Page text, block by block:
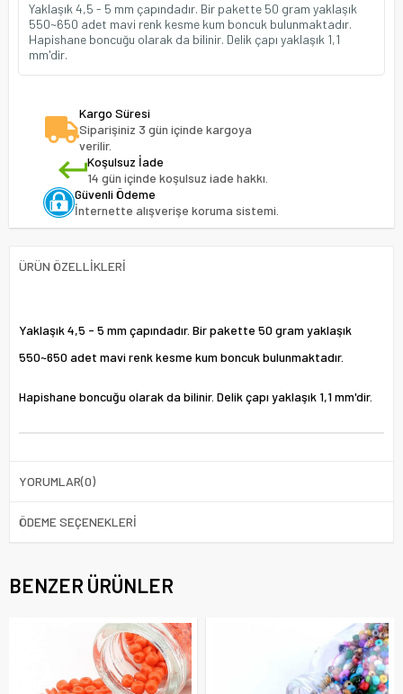
Yaklaşık 4,5 - 5 mm çapındadır. Bir pakette 50 gram yaklaşık
550~650 adet mavi renk kesme kum boncuk bulunmaktadır.
Hapishane boncuğu olarak da bilinir. Delik çapı yaklaşık 1,1
mm'dir.
Kargo Süresi
Siparişiniz 3 gün içinde kargoya
verilir.
Koşulsuz İade
14 gün içinde koşulsuz iade hakkı.
Güvenli Ödeme
İnternette alışverişe koruma sistemi.
ÜRÜN ÖZELLIKLERI
Yaklaşık 4,5 - 5 mm çapındadır. Bir pakette 50 gram yaklaşık
550~650 adet mavi renk kesme kum boncuk bulunmaktadır.
Hapishane boncuğu olarak da bilinir. Delik çapı yaklaşık 1,1 mm'dir.
YORUMLAR(0)
ÖDEME SEÇENEKLERI
BENZER ÜRÜNLER